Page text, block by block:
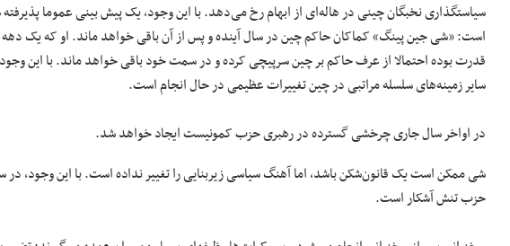
سیاستگذاری نخبگان چینی در هاله‌ای از ابهام رخ می‌دهد. با این وجود، یک پیش بینی عموما
است: «شی جین پینگ» کماکان حاکم چین در سال آینده و پس از آن باقی خواهد ماند. او که یک
قدرت بوده احتمالا از عرف حاکم بر چین سرپیچی کرده و در سمت خود باقی خواهد ماند. با این
سایر زمینه‌های سلسله مراتبی در چین تغییرات عظیمی در حال انجام است.
در اواخر سال جاری چرخشی گسترده در رهبری حزب کمونیست ایجاد خواهد شد.
شی ممکن است یک قانون‌شکن باشد، اما آهنگ سیاسی زیربنایی را تغییر نداده است. با این وجود، در
حزب تنش آشکار است.